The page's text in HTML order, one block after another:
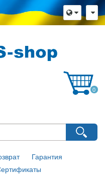
0
Гарантия